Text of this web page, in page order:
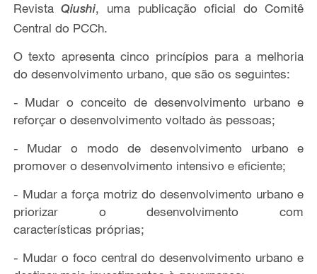
RevistaQiushi, uma publicaçãooficial do Comitê
Central do PCCh.
O texto apresenta cinco princípios para a melhoria
do desenvolvimento urbano, que são os seguintes:
- Mudar o conceito de desenvolvimento urbano e
reforçar o desenvolvimento voltado às pessoas;
- Mudar o modo de desenvolvimento urbano e
promover o desenvolvimento intensivo e eficiente;
- Mudar a força motriz do desenvolvimento urbano e
priorizar o desenvolvimento com
características próprias;
- Mudar o foco central do desenvolvimento urbano e